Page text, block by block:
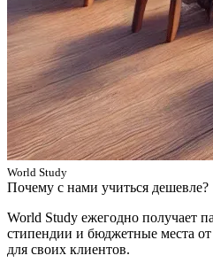
World Study
Почему с нами учиться дешевле?
World Study ежегодно получает
стипендии и бюджетные места
для своих клиентов.